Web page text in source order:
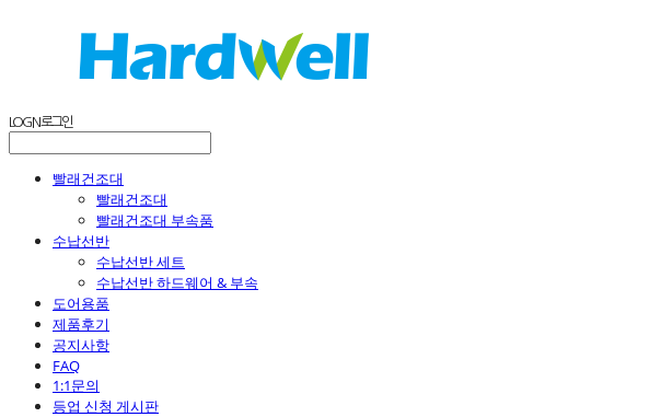
LOG IN로그인
빨래건조대
빨래건조대
빨래건조대 부속품
수납선반
수납선반 세트
수납선반 하드웨어 & 부속
도어용품
제품후기
공지사항
FAQ
1:1문의
등업 신청 게시판